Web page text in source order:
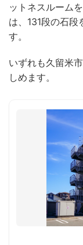
ットネスルーム
は、131段の石
す。
いずれも久留米
しめます。